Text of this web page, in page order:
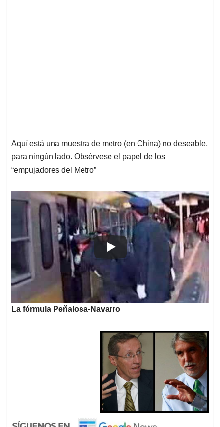
Aquí está una muestra de metro (en China) no deseable,
para ningún lado. Obsérvese el papel de los
“empujadores del Metro”
La fórmula Peñalosa-Navarro